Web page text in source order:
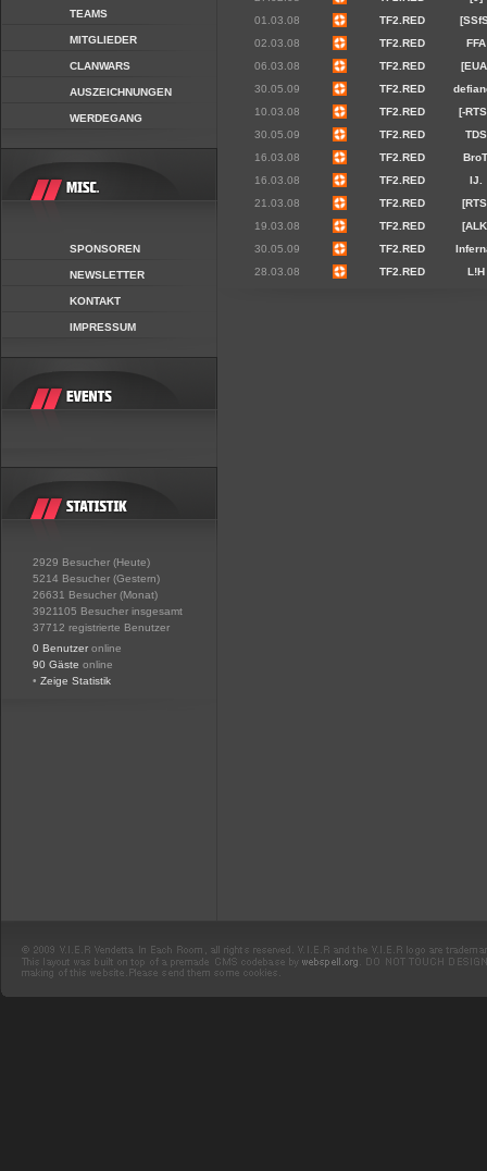
TEAMS
MITGLIEDER
CLANWARS
AUSZEICHNUNGEN
WERDEGANG
SPONSOREN
NEWSLETTER
KONTAKT
IMPRESSUM
2929 Besucher (Heute)
5214 Besucher (Gestern)
26631 Besucher (Monat)
3921105 Besucher insgesamt
37712 registrierte Benutzer
0 Benutzer online
90 Gäste online
• Zeige Statistik
01.03.08
TF2.RED
02.03.08
TF2.RED
FFA
06.03.08
TF2.RED
30.05.09
TF2.RED
10.03.08
TF2.RED
[-
30.05.09
TF2.RED
TDS
16.03.08
TF2.RED
16.03.08
TF2.RED
IJ.
21.03.08
TF2.RED
19.03.08
TF2.RED
30.05.09
TF2.RED
28.03.08
TF2.RED L!H